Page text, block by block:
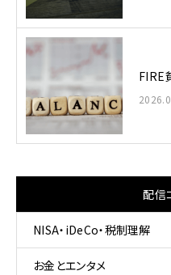
FIRE
配信
NISA・iDeCo・税制理解
お金とエンタメ